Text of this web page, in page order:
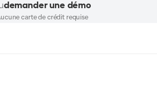
demander une démo
carte de crédit requise